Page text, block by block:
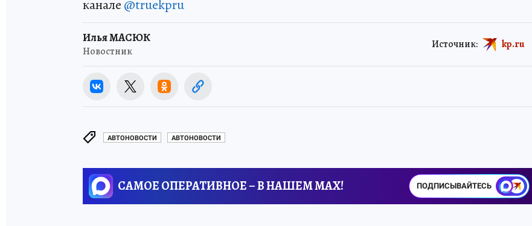
канале @truekpru
Илья МАСЮК
Новостник
Источник: kp.ru
АВТОНОВОСТИ АВТОНОВОСТИ
САМОЕ ОПЕРАТИВНОЕ – В НАШЕМ MAX! ПОДПИСЫВАЙТЕСЬ